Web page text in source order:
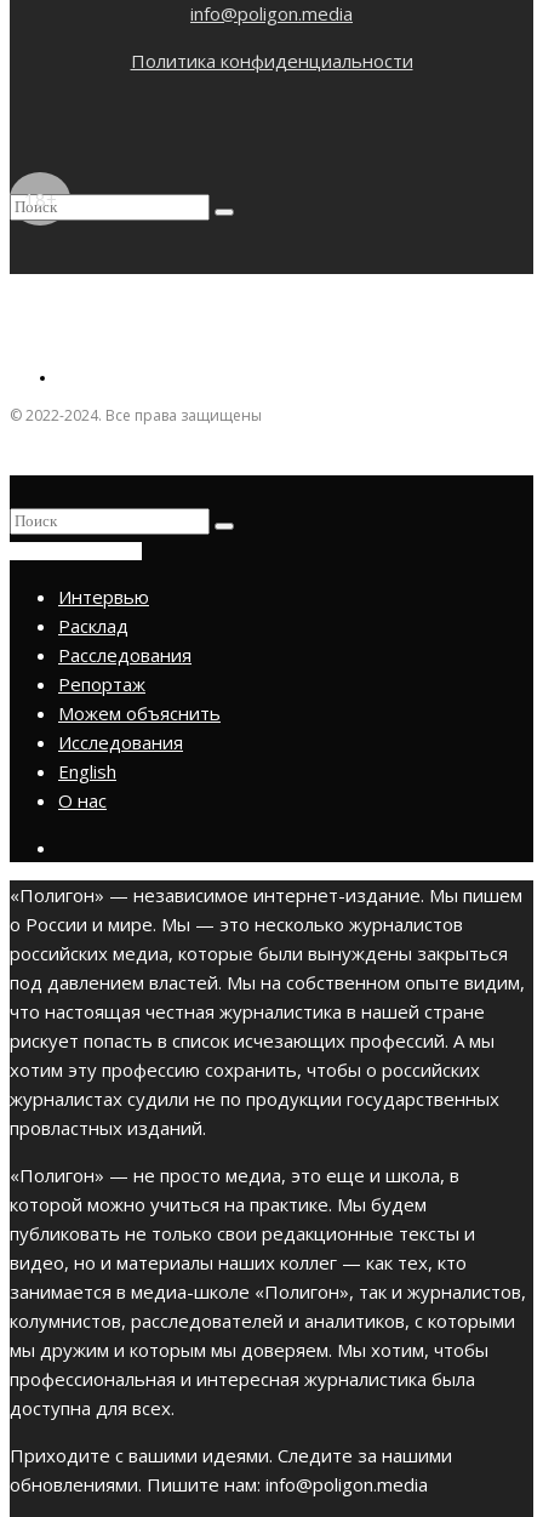
info@poligon.media
Политика конфиденциальности
18+
© 2022-2024. Все права защищены
Интервью
Расклад
Расследования
Репортаж
Можем объяснить
Исследования
English
О нас
«Полигон» — независимое интернет-издание. Мы пишем
о России и мире. Мы — это несколько журналистов
российских медиа, которые были вынуждены закрыться
под давлением властей. Мы на собственном опыте видим,
что настоящая честная журналистика в нашей стране
рискует попасть в список исчезающих профессий. А мы
хотим эту профессию сохранить, чтобы о российских
журналистах судили не по продукции государственных
провластных изданий.
«Полигон» — не просто медиа, это еще и школа, в
которой можно учиться на практике. Мы будем
публиковать не только свои редакционные тексты и
видео, но и материалы наших коллег — как тех, кто
занимается в медиа-школе «Полигон», так и журналистов,
колумнистов, расследователей и аналитиков, с которыми
мы дружим и которым мы доверяем. Мы хотим, чтобы
профессиональная и интересная журналистика была
доступна для всех.
Приходите с вашими идеями. Следите за нашими
обновлениями. Пишите нам: info@poligon.media